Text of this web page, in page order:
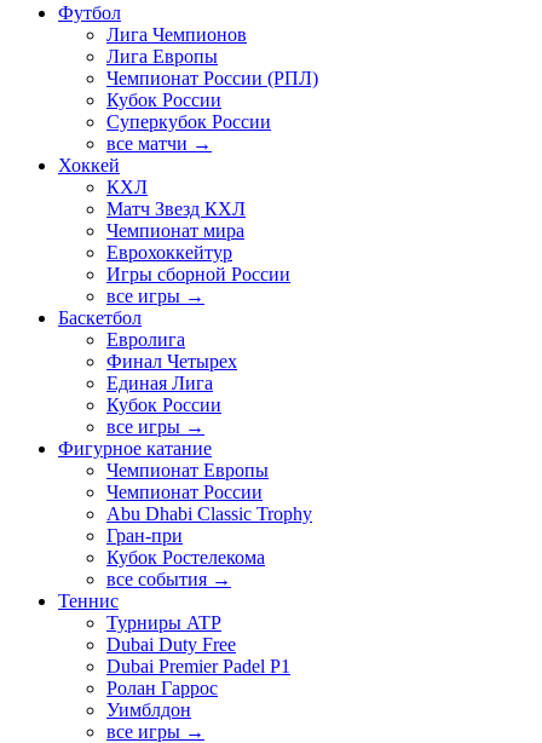
Футбол
Лига Чемпионов
Лига Европы
Чемпионат России (РПЛ)
Кубок России
Суперкубок России
все матчи →
Хоккей
КХЛ
Матч Звезд КХЛ
Чемпионат мира
Еврохоккейтур
Игры сборной России
все игры →
Баскетбол
Евролига
Финал Четырех
Единая Лига
Кубок России
все игры →
Фигурное катание
Чемпионат Европы
Чемпионат России
Abu Dhabi Classic Trophy
Гран-при
Кубок Ростелекома
все события →
Теннис
Турниры ATP
Dubai Duty Free
Dubai Premier Padel P1
Ролан Гаррос
Уимблдон
все игры →